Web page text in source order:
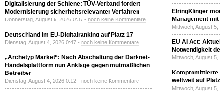
Digitalisierung der Schiene: TÜV-Verband fordert
Modernisierung sicherheitsrelevanter Verfahren
Donnerstag, August 6, 2026 0:37 - noch keine Kommentare
Deutschland im EU-Digitalranking auf Platz 17
Dienstag, August 4, 2026 0:47 - noch keine Kommentare
„Archetyp Market“: Nach Abschaltung der Darknet-
Handelsplattform nun Anklage gegen mutmaßlichen
Betreiber
Dienstag, August 4, 2026 0:12 - noch keine Kommentare
ElringKlinger
Management
Mittwoch, August
EU AI Act:
Notwendigkeit
Mittwoch, August
Kompromittierte
weltweit auf
Mittwoch, August